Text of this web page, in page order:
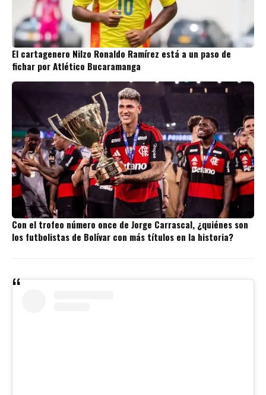
El cartagenero Nilzo Ronaldo Ramírez está a un paso de
fichar por Atlético Bucaramanga
Con el trofeo número once de Jorge Carrascal, ¿quiénes son
los futbolistas de Bolívar con más títulos en la historia?